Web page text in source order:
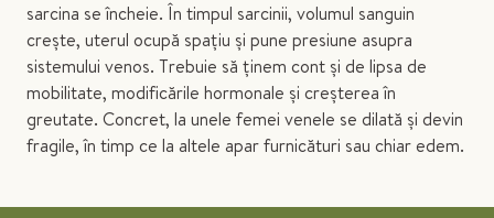
sarcina se încheie. În timpul sarcinii, volumul sanguin
crește, uterul ocupă spațiu și pune presiune asupra
sistemului venos. Trebuie să ținem cont și de lipsa de
mobilitate, modificările hormonale și creșterea în
greutate. Concret, la unele femei venele se dilată și devin
fragile, în timp ce la altele apar furnicături sau chiar edem.